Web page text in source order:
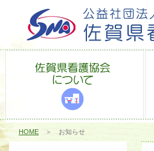
HOME ＞ お知らせ